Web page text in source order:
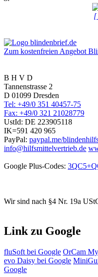
[
Zum kostenfreien Angebot
B H V D
Tannenstrasse 2
D 01099 Dresden
Tel: +49/0 351 40457-75
Fax: +49/0 321 21028779
UstId: DE 223905118
IK=591 420 965
PayPal: paypal.me/
info@hilfsmittelvertrieb.de
Google Plus-Codes:
Wir sind nach §4 Nr. 19a
Link zu Google
fluSoft bei Google OrCam
evo Daisy bei Google
Google